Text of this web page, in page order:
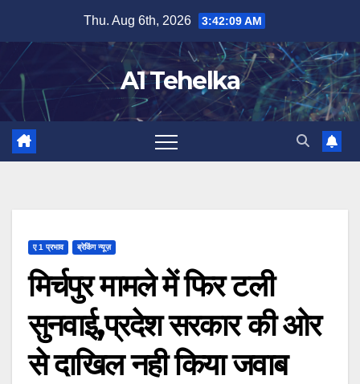
content
Thu. Aug 6th, 2026 3:42:10 AM
A1 Tehelka
ए 1 प्रभाव ब्रेकिंग न्यूज़
मिर्चपुर मामले में फिर टली
सुनवाई,प्रदेश सरकार की ओर
से दाखिल नही किया जवाब